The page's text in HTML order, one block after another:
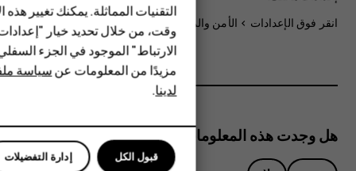
HMD Terra M
HMD Watch
للأعمال
انقر فوق الإعدادات > الأمن والموقع ، ثم قم بتشغيل
هل وجدت هذه المعلومات مفيدة؟
التقنيات المماثلة. يمكنك تغيير
وقت، من خلال تحديد خيار
الارتباط" الموجود في الجزء
مزيدًا من المعلومات عنسياسة
لدينا.
إدارة التفضيلات قبول الكل